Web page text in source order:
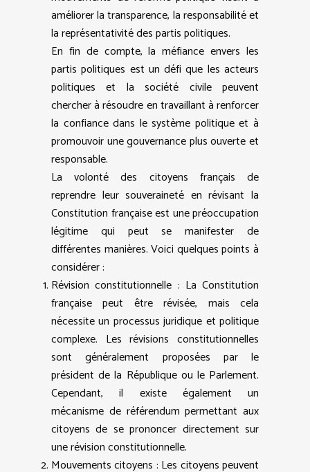
améliorer la transparence, la responsabilité et
la représentativité des partis politiques.
En fin de compte, la méfiance envers les
partis politiques est un défi que les acteurs
politiques et la société civile peuvent
chercher à résoudre en travaillant à renforcer
la confiance dans le système politique et à
promouvoir une gouvernance plus ouverte et
responsable.
La volonté des citoyens français de
reprendre leur souveraineté en révisant la
Constitution française est une préoccupation
légitime qui peut se manifester de
différentes manières. Voici quelques points à
considérer :
Révision constitutionnelle : La Constitution
française peut être révisée, mais cela
nécessite un processus juridique et politique
complexe. Les révisions constitutionnelles
sont généralement proposées par le
président de la République ou le Parlement.
Cependant, il existe également un
mécanisme de référendum permettant aux
citoyens de se prononcer directement sur
une révision constitutionnelle.
Mouvements citoyens : Les citoyens peuvent